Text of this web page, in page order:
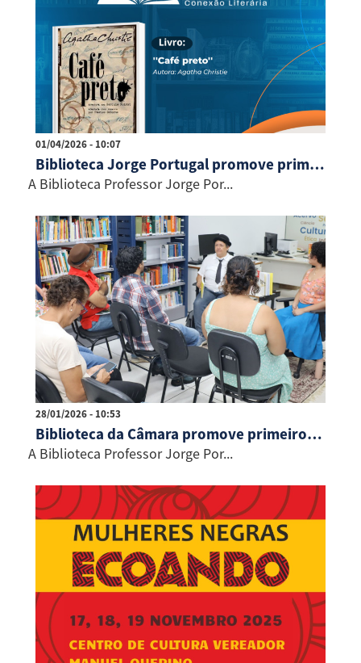
01/04/2026 - 10:07
Biblioteca Jorge Portugal promove primeiro encontro de 2026 do Clube do Livro
A Biblioteca Professor Jorge Por...
28/01/2026 - 10:53
Biblioteca da Câmara promove primeiro Encontro com o Escritor de 2026 com Dànski Novais
A Biblioteca Professor Jorge Por...